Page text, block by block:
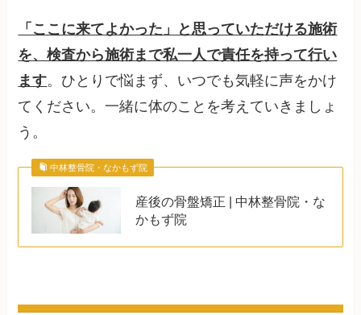
「ここに来てよかった」と思っていただける施術
を、検査から施術まで私一人で責任を持って行い
ます。ひとりで悩まず、いつでも気軽に声をかけ
てください。一緒に体のことを考えていきましょ
う。
中林整骨院・なかもず院
産後の骨盤矯正 | 中林整骨院・な
かもず院